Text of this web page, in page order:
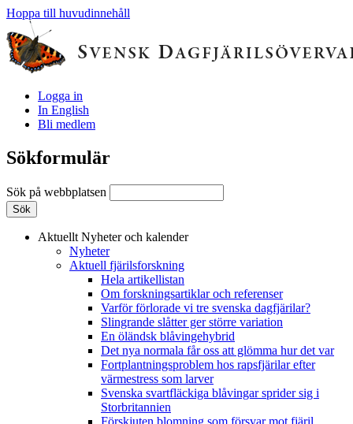
Hoppa till huvudinnehåll
Logga in
In English
Bli medlem
Sökformulär
Sök på webbplatsen
Aktuellt Nyheter och kalender
Nyheter
Aktuell fjärilsforskning
Hela artikellistan
Om forskningsartiklar och referenser
Varför förlorade vi tre svenska dagfjärilar?
Slingrande slåtter ger större variation
En öländsk blåvingehybrid
Det nya normala får oss att glömma hur det var
Fortplantningsproblem hos rapsfjärilar efter
värmestress som larver
Svenska svartfläckiga blåvingar sprider sig i
Storbritannien
Förskjuten blomning som försvar mot fjäril